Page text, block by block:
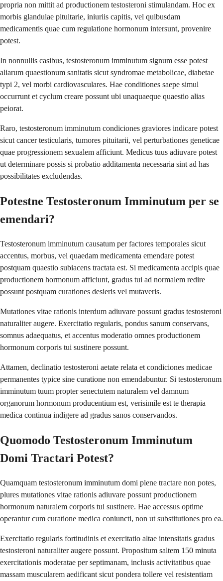
propria non mittit ad productionem testosteroni stimulandam. Hoc ex
morbis glandulae pituitarie, iniuriis capitis, vel quibusdam
medicamentis quae cum regulatione hormonum intersunt, provenire
potest.
In nonnullis casibus, testosteronum imminutum signum esse potest
aliarum quaestionum sanitatis sicut syndromae metabolicae, diabetae
typi 2, vel morbi cardiovasculares. Hae conditiones saepe simul
occurrunt et cyclum creare possunt ubi unaquaeque quaestio alias
peiorat.
Raro, testosteronum imminutum condiciones graviores indicare potest
sicut cancer testicularis, tumores pituitarii, vel perturbationes geneticae
quae progressionem sexualem afficiunt. Medicus tuus adiuvare potest
ut determinare possis si probatio additamenta necessaria sint ad has
possibilitates excludendas.
Potestne Testosteronum Imminutum per se
emendari?
Testosteronum imminutum causatum per factores temporales sicut
accentus, morbus, vel quaedam medicamenta emendare potest
postquam quaestio subiacens tractata est. Si medicamenta accipis quae
productionem hormonum afficiunt, gradus tui ad normalem redire
possunt postquam curationes desieris vel mutaveris.
Mutationes vitae rationis interdum adiuvare possunt gradus testosteroni
naturaliter augere. Exercitatio regularis, pondus sanum conservans,
somnus adaequatus, et accentus moderatio omnes productionem
hormonum corporis tui sustinere possunt.
Attamen, declinatio testosteroni aetate relata et condiciones medicae
permanentes typice sine curatione non emendabuntur. Si testosteronum
imminutum tuum propter senectutem naturalem vel damnum
organorum hormonum producentium est, verisimile est te therapia
medica continua indigere ad gradus sanos conservandos.
Quomodo Testosteronum Imminutum
Domi Tractari Potest?
Quamquam testosteronum imminutum domi plene tractare non potes,
plures mutationes vitae rationis adiuvare possunt productionem
hormonum naturalem corporis tui sustinere. Hae accessus optime
operantur cum curatione medica coniuncti, non ut substitutiones pro ea.
Exercitatio regularis fortitudinis et exercitatio altae intensitatis gradus
testosteroni naturaliter augere possunt. Propositum saltem 150 minuta
exercitationis moderatae per septimanam, inclusis activitatibus quae
massam muscularem aedificant sicut pondera tollere vel resistentiam